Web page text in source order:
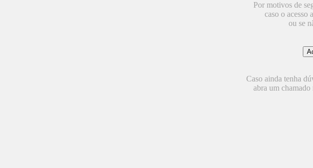
Por motivos de
caso o acesso
ou se
Caso ainda tenha
abra um